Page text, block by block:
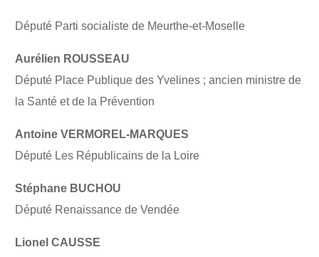
Député Parti socialiste de Meurthe-et-Moselle
Aurélien ROUSSEAU
Député Place Publique des Yvelines ; ancien ministre de
la Santé et de la Prévention
Antoine VERMOREL-MARQUES
Député Les Républicains de la Loire
Stéphane BUCHOU
Député Renaissance de Vendée
Lionel CAUSSE